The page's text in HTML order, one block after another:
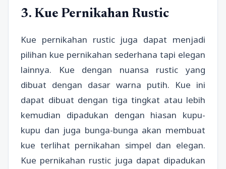
3. Kue Pernikahan Rustic
Kue pernikahan rustic juga dapat menjadi
pilihan kue pernikahan sederhana tapi elegan
lainnya. Kue dengan nuansa rustic yang
dibuat dengan dasar warna putih. Kue ini
dapat dibuat dengan tiga tingkat atau lebih
kemudian dipadukan dengan hiasan kupu-
kupu dan juga bunga-bunga akan membuat
kue terlihat pernikahan simpel dan elegan.
Kue pernikahan rustic juga dapat dipadukan